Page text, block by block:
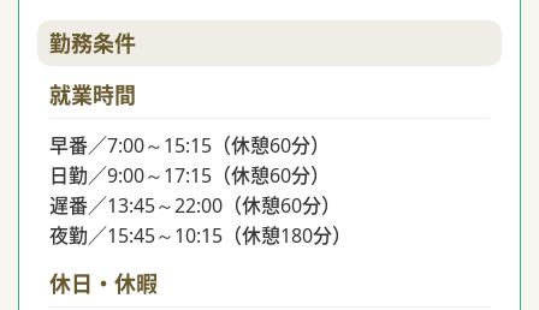
勤務条件
就業時間
早番／7:00～15:15（休憩60分）
日勤／9:00～17:15（休憩60分）
遅番／13:45～22:00（休憩60分）
夜勤／15:45～10:15（休憩180分）
休日・休暇